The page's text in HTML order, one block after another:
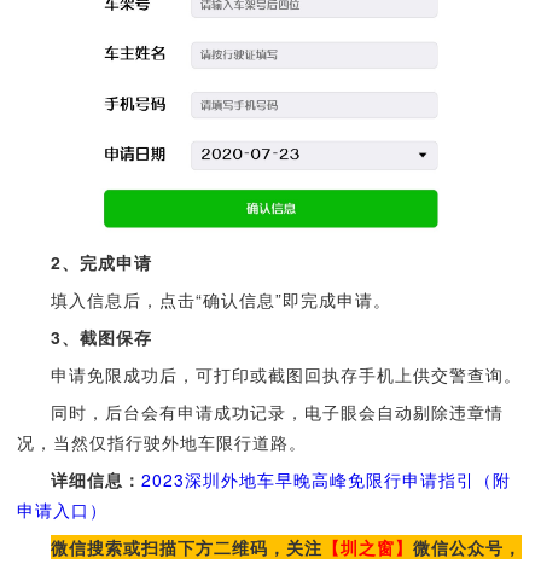
2、完成申请
填入信息后，点击“确认信息”即完成申请。
3、截图保存
申请免限成功后，可打印或截图回执存手机上供交警查询。
同时，后台会有申请成功记录，电子眼会自动剔除违章情
况，当然仅指行驶外地车限行道路。
详细信息： 2023深圳外地车早晚高峰免限行申请指引（附
申请入口）
微信搜索或扫描下方二维码，关注 【圳之窗】 微信公众号，